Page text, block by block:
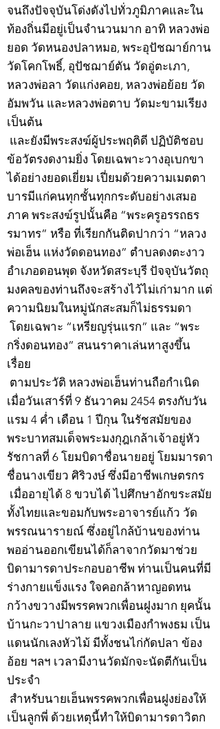
จนถึงปัจจุบันโด่งดังไปทั่วภูมิภาคและใน
ท้องถิ่นมีอยู่เป็นจำนวนมาก อาทิ หลวงพ่อ
ยอด วัดหนองปลาหมอ, พระอุปัชฌาย์กาน
วัดโคกโพธิ์, อุปัชฌาย์ตัน วัดอู่ตะเภา,
หลวงพ่อลา วัดแก่งคอย, หลวงพ่อย้อย วัด
อัมพวัน และหลวงพ่อตาบ วัดมะขามเรียง
เป็นต้น
และยังมีพระสงฆ์ผู้ประพฤติดี ปฏิบัติชอบ
ข้อวัตรงดงามยิ่ง โดยเฉพาะวางอุเบกขา
ได้อย่างยอดเยี่ยม เปี่ยมด้วยความเมตตา
บารมีแก่คนทุกชั้นทุกกระดับอย่างเสมอ
ภาค พระสงฆ์รูปนั้นคือ “พระครูอรรถธร
รมาทร” หรือ ที่เรียกกันติดปากว่า “หลวง
พ่อเฮ็น แห่งวัดดอนทอง” ตำบลดงตะงาว
อำเภอดอนพุด จังหวัดสระบุรี ปัจจุบันวัตถุ
มงคลของท่านถึงจะสร้างไว้ไม่เก่ามาก แต่
ความนิยมในหมู่นักสะสมก็ไม่ธรรมดา
โดยเฉพาะ “เหรียญรุ่นแรก” และ “พระ
กริ่งดอนทอง” สนนราคาเล่นหาสูงขึ้น
เรื่อย
ตามประวัติ หลวงพ่อเฮ็นท่านถือกำเนิด
เมื่อวันเสาร์ที่ 9 ธันวาคม 2454 ตรงกับวัน
แรม 4 ค่ำ เดือน 1 ปีกุน ในรัชสมัยของ
พระบาทสมเด็จพระมงกุฎเกล้าเจ้าอยู่หัว
รัชกาลที่ 6 โยมบิดาชื่อนายอยู่ โยมมารดา
ชื่อนางเขียว ศิริวงษ์ ซึ่งมีอาชีพเกษตรกร
เมื่ออายุได้ 8 ขวบได้ ไปศึกษาอักขระสมัย
ทั้งไทยและขอมกับพระอาจารย์แก้ว วัด
พรรณนารายณ์ ซึ่งอยู่ไกล้บ้านของท่าน
พออ่านออกเขียนได้ก็ลาจากวัดมาช่วย
บิดามารดาประกอบอาชีพ ท่านเป็นคนที่มี
ร่างกายแข็งแรง ใจคอกล้าหาญอดทน
กว้างขวางมีพรรคพวกเพื่อนฝูงมาก ยุคนั้น
บ้านกะวาปาลาย แขวงเมืองกำพงธม เป็น
แดนนักเลงหัวไม้ มีทั้งชนไก่กัดปลา ข้อง
อ้อย ฯลฯ เวลามีงานวัดมักจะนัดตีกันเป็น
ประจำ
สำหรับนายเฮ็นพรรคพวกเพื่อนฝูงย่องให้
เป็นลูกพี่ ด้วยเหตุนี้ทำให้บิดามารดาวิตก